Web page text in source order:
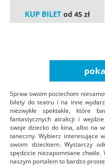
KUP BILET od 45 zł
Spraw swoim pociechom
bilety do teatru i na inne
niezwykłe spektakle, które
fantastycznych atrakcji i
swoje dziecko do kina, albo na
taneczny. Wybierz interesujące
swoim dzieckiem. Wystarczy
spędzicie niezapomniane
naszym portalem to bardzo